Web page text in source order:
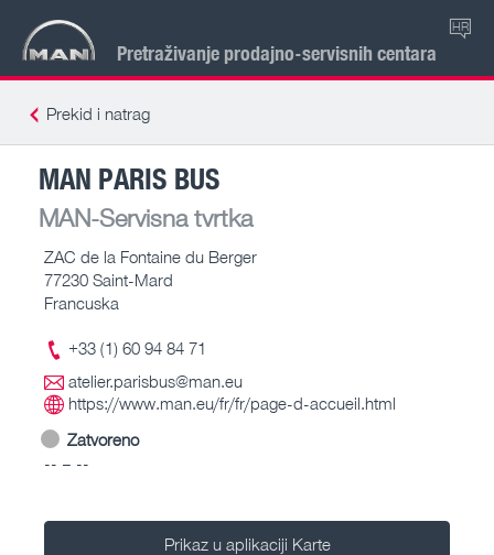
Pretraživanje prodajno-servisnih centara
HR
Prekid i natrag
MAN PARIS BUS
MAN-Servisna tvrtka
ZAC de la Fontaine du Berger
77230 Saint-Mard
Francuska
+33 (1) 60 94 84 71
atelier.parisbus@man.eu
https://www.man.eu/fr/fr/page-d-accueil.html
Zatvoreno
-- – --
Prikaz u aplikaciji Karte